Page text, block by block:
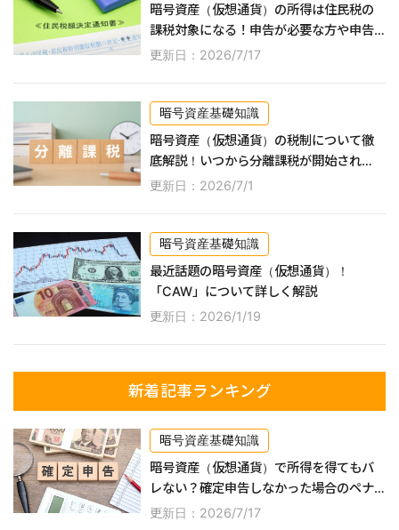
暗号資産（仮想通貨）の所得は住民税の
課税対象になる！申告が必要な方や申告
するやり方などを紹介
更新日：2026/7/17
暗号資産基礎知識
暗号資産（仮想通貨）の税制について徹
底解説！いつから分離課税が開始され
る？
更新日：2026/7/1
暗号資産基礎知識
最近話題の暗号資産（仮想通貨）！
「CAW」について詳しく解説
更新日：2026/1/19
新着記事ランキング
暗号資産基礎知識
暗号資産（仮想通貨）で所得を得てもバ
レない？確定申告しなかった場合のペナ
ルティなどを詳しく解説！
更新日：2026/7/17